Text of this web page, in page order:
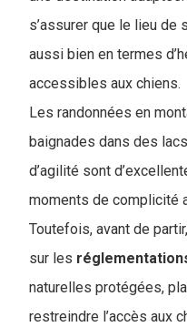
s’assurer que le lieu de
aussi bien en termes
accessibles aux chiens.
Les randonnées en
baignades dans des
d’agilité sont
moments de complicité
Toutefois, avant de
sur les
naturelles protégées,
restreindre l’accès aux